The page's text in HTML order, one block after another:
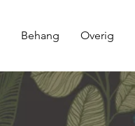
Behang Overig